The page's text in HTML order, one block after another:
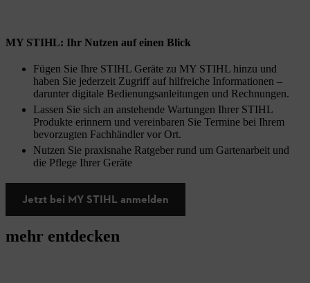
MY STIHL: Ihr Nutzen auf einen Blick
Fügen Sie Ihre STIHL Geräte zu MY STIHL hinzu und
haben Sie jederzeit Zugriff auf hilfreiche Informationen –
darunter digitale Bedienungsanleitungen und Rechnungen.
Lassen Sie sich an anstehende Wartungen Ihrer STIHL
Produkte erinnern und vereinbaren Sie Termine bei Ihrem
bevorzugten Fachhändler vor Ort.
Nutzen Sie praxisnahe Ratgeber rund um Gartenarbeit und
die Pflege Ihrer Geräte
Jetzt bei MY STIHL anmelden
mehr entdecken